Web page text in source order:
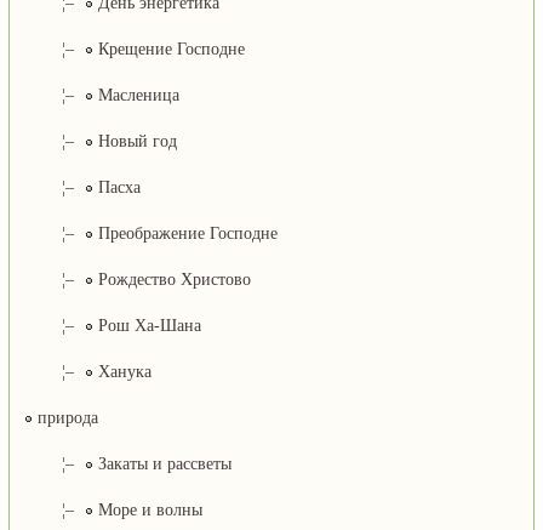
¦– Крещение Господне
¦– Масленица
¦– Новый год
¦– Пасха
¦– Преображение Господне
¦– Рождество Христово
¦– Рош Ха-Шана
¦– Ханука
природа
¦– Закаты и рассветы
¦– Море и волны